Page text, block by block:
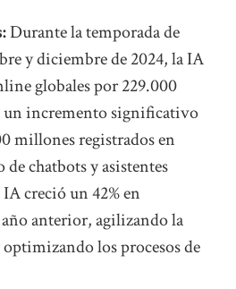
Durante la temporada de
y diciembre de 2024, la IA
globales por 229.000
un incremento significativo
millones registrados en
de chatbots y asistentes
creció un 42% en
anterior, agilizando la
los procesos de